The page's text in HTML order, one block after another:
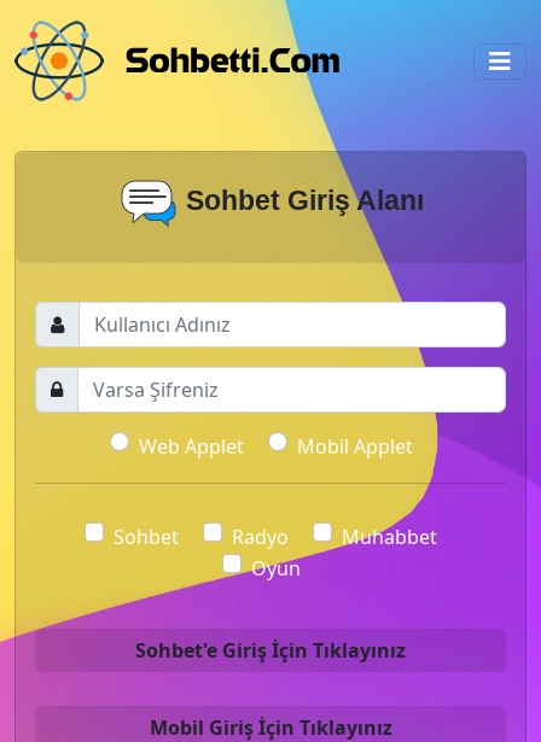
Sohbet Giriş Alanı
Web Applet Mobil Applet
Sohbet Radyo
Muhabbet
Oyun
Sohbet'e Giriş İçin Tıklayınız
Mobil Giriş İçin Tıklayınız